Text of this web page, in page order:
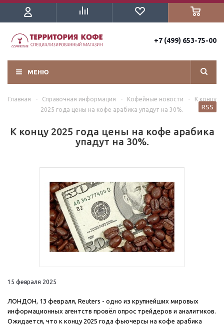
+7 (499) 653-75-00
МЕНЮ
Главная - Справочная информация - Кофейные новости -
К концу
2025 года цены на кофе арабика упадут на 30%.
К концу 2025 года цены на кофе арабика
упадут на 30%.
RSS
15 февраля 2025
ЛОНДОН, 13 февраля, Reuters - одно из крупнейших мировых
информационных агентств провёл опрос трейдеров и аналитиков.
Ожидается, что к концу 2025 года фьючерсы на кофе арабика